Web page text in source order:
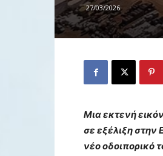
27/03/2026
Μια εκτενή
σε εξέλιξη στην
νέο οδοιπορικό